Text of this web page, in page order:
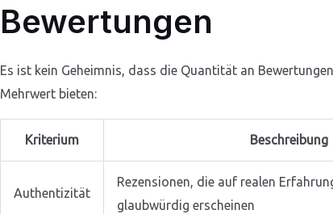
Bewertungen
Es ist kein Geheimnis, dass die Quantität an
Mehrwert bieten:
Kriterium Beschreibung
Authentizität
Rezensionen, die auf realen
glaubwürdig erscheinen